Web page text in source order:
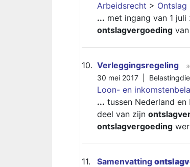
Arbeidsrecht > Ontslag
... met ingang van 1
ontslagvergoeding
10. Verleggingsregeling
30 mei 2017 |
Loon- en
... tussen Nederland
deel van zijn
ontslagvergoeding
11. Samenvatting